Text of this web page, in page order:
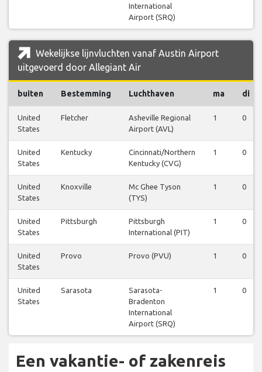
International
Airport (SRQ)
Wekelijkse lijnvluchten vanaf Austin Airport
uitgevoerd door Allegiant Air
buiten Bestemming Luchthaven ma di
United
States
Fletcher
Asheville Regional
Airport (AVL)
1 0
United
States
Kentucky
Cincinnati/Northern
Kentucky (CVG)
1 0
United
States
Knoxville
Mc Ghee Tyson
(TYS)
1 0
United
States
Pittsburgh
Pittsburgh
International (PIT)
1 0
United
States
Provo Provo (PVU) 1 0
United
States
Sarasota
Sarasota-
Bradenton
International
Airport (SRQ)
1 0
Een vakantie- of zakenreis